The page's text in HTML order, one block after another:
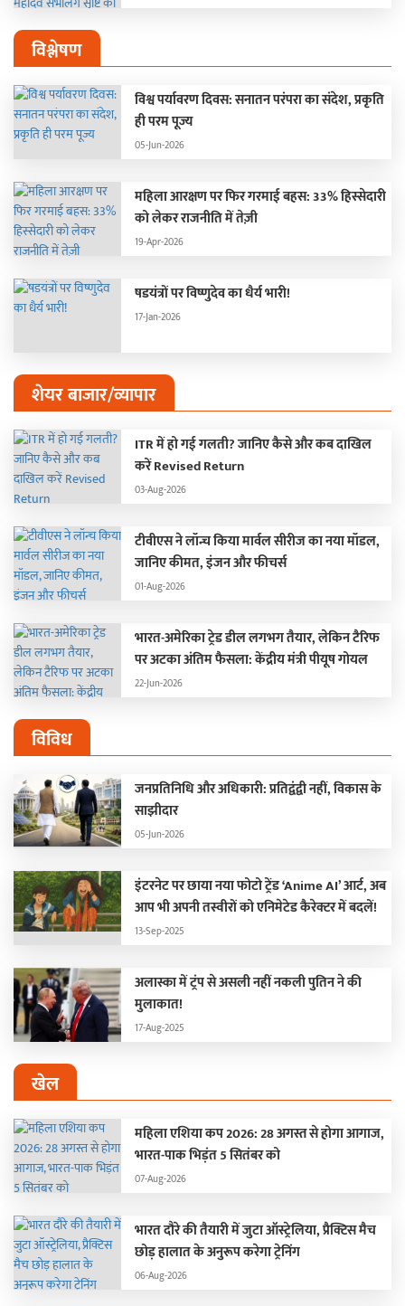
विश्लेषण
विश्व पर्यावरण दिवस: सनातन परंपरा का संदेश, प्रकृति
ही परम पूज्य
05-Jun-2026
महिला आरक्षण पर फिर गरमाई बहस: 33% हिस्सेदारी
को लेकर राजनीति में तेज़ी
19-Apr-2026
षडयंत्रों पर विष्णुदेव का धैर्य भारी!
17-Jan-2026
शेयर बाजार/व्यापार
ITR में हो गई गलती? जानिए कैसे और कब दाखिल
करें Revised Return
03-Aug-2026
टीवीएस ने लॉन्च किया मार्वल सीरीज का नया मॉडल,
जानिए कीमत, इंजन और फीचर्स
01-Aug-2026
भारत-अमेरिका ट्रेड डील लगभग तैयार, लेकिन टैरिफ
पर अटका अंतिम फैसला: केंद्रीय मंत्री पीयूष गोयल
22-Jun-2026
विविध
जनप्रतिनिधि और अधिकारी: प्रतिद्वंद्वी नहीं, विकास के
साझीदार
05-Jun-2026
इंटरनेट पर छाया नया फोटो ट्रेंड ‘Anime AI’ आर्ट, अब
आप भी अपनी तस्वीरों को एनिमेटेड कैरेक्टर में बदलें!
13-Sep-2025
अलास्का में ट्रंप से असली नहीं नकली पुतिन ने की
मुलाकात!
17-Aug-2025
खेल
महिला एशिया कप 2026: 28 अगस्त से होगा आगाज,
भारत-पाक भिड़ंत 5 सितंबर को
07-Aug-2026
भारत दौरे की तैयारी में जुटा ऑस्ट्रेलिया, प्रैक्टिस मैच
छोड़ हालात के अनुरूप करेगा ट्रेनिंग
06-Aug-2026